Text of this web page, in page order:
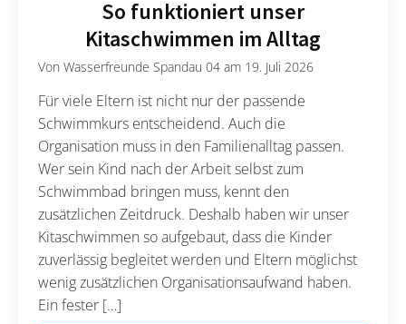
So funktioniert unser
Kitaschwimmen im Alltag
VonWasserfreunde Spandau 04 am 19. Juli 2026
Für viele Eltern ist nicht nur der passende
Schwimmkurs entscheidend. Auch die
Organisation muss in den Familienalltag passen.
Wer sein Kind nach der Arbeit selbst zum
Schwimmbad bringen muss, kennt den
zusätzlichen Zeitdruck. Deshalb haben wir unser
Kitaschwimmen so aufgebaut, dass die Kinder
zuverlässig begleitet werden und Eltern möglichst
wenig zusätzlichen Organisationsaufwand haben.
Ein fester […]